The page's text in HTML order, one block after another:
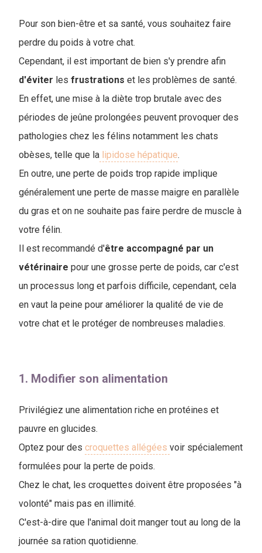
Pour son bien-être et sa santé, vous souhaitez faire
perdre du poids à votre chat.
Cependant, il est important de bien s'y prendre afin
d'éviter les frustrations et les problèmes de santé.
En effet, une mise à la diète trop brutale avec des
périodes de jeûne prolongées peuvent provoquer des
pathologies chez les félins notamment les chats
obèses, telle que la lipidose hépatique.
En outre, une perte de poids trop rapide implique
généralement une perte de masse maigre en parallèle
du gras et on ne souhaite pas faire perdre de muscle à
votre félin.
Il est recommandé d'être accompagné par un
vétérinaire pour une grosse perte de poids, car c'est
un processus long et parfois difficile, cependant, cela
en vaut la peine pour améliorer la qualité de vie de
votre chat et le protéger de nombreuses maladies.
1. Modifier son alimentation
Privilégiez une alimentation riche en protéines et
pauvre en glucides.
Optez pour des croquettes allégées voir spécialement
formulées pour la perte de poids.
Chez le chat, les croquettes doivent être proposées "à
volonté" mais pas en illimité.
C'est-à-dire que l'animal doit manger tout au long de la
journée sa ration quotidienne.